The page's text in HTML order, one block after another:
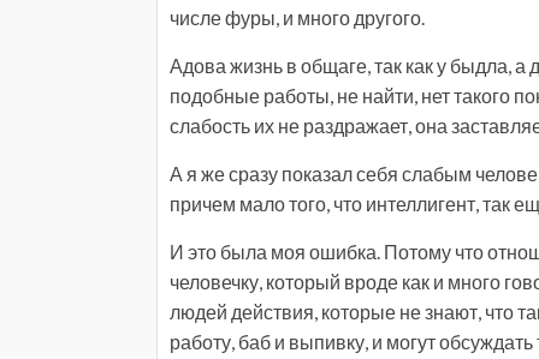
числе фуры, и много другого.
Адова жизнь в общаге, так как у быдла, а
подобные работы, не найти, нет такого
слабость их не раздражает, она
А я же сразу показал себя слабым
причем мало того, что интеллигент, так
И это была моя ошибка. Потому что
человечку, который вроде как и много
людей действия, которые не знают, что
работу, баб и выпивку, и могут